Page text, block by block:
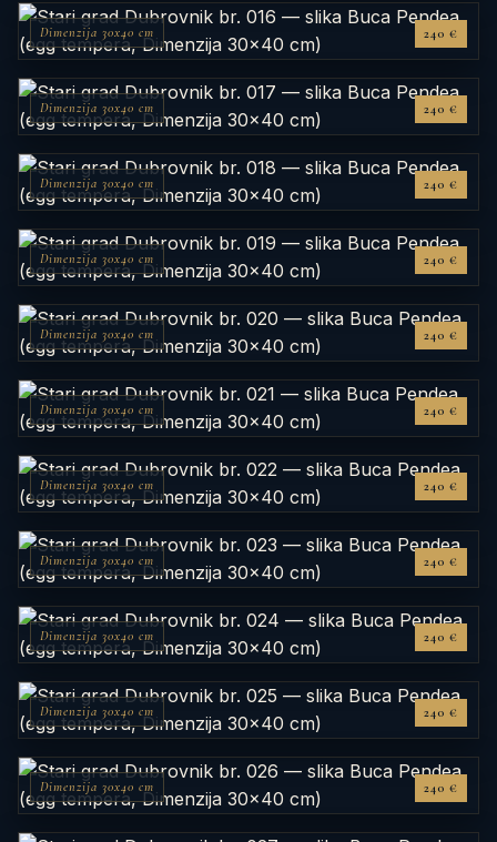
Dimenzija 30x40 cm 240 €
Dimenzija 30x40 cm 240 €
Dimenzija 30x40 cm 240 €
Dimenzija 30x40 cm 240 €
Dimenzija 30x40 cm 240 €
Dimenzija 30x40 cm 240 €
Dimenzija 30x40 cm 240 €
Dimenzija 30x40 cm 240 €
Dimenzija 30x40 cm 240 €
Dimenzija 30x40 cm 240 €
Dimenzija 30x40 cm 240 €